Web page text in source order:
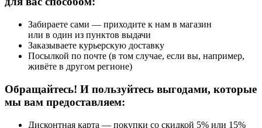
Забираете сами — приходите к нам в магазин
или в один из пунктов выдачи
Заказываете курьерскую доставку
Посылкой по почте (в том случае, если вы, например,
живёте в другом регионе)
Обращайтесь! И пользуйтесь выгодами, которые
мы вам предоставляем:
Дисконтная карта — покупки со скидкой 5% или 15%